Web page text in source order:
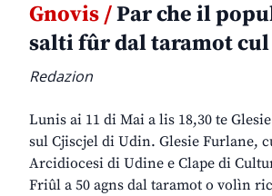
Gnovis /Par che il
salti fûr dal taramot
Redazion
Lunis ai 11 di Mai a lis 18,30 te
sul Cjiscjel di Udin. Glesie Furlane,
Arcidiocesi di Udine e Clape di
Friûl a 50 agns dal taramot o volìn